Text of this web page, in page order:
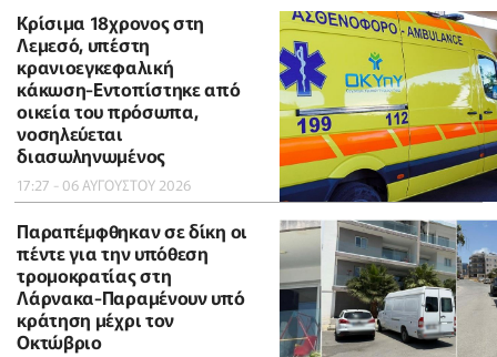
Κρίσιμα 18χρονος στη
Λεμεσό, υπέστη
κρανιοεγκεφαλική
κάκωση-Εντοπίστηκε από
οικεία του πρόσωπα,
νοσηλεύεται
διασωληνωμένος
17:27 - 06 ΑΥΓΟΥΣΤΟΥ 2026
Παραπέμφθηκαν σε δίκη οι
πέντε για την υπόθεση
τρομοκρατίας στη
Λάρνακα-Παραμένουν υπό
κράτηση μέχρι τον
Οκτώβριο